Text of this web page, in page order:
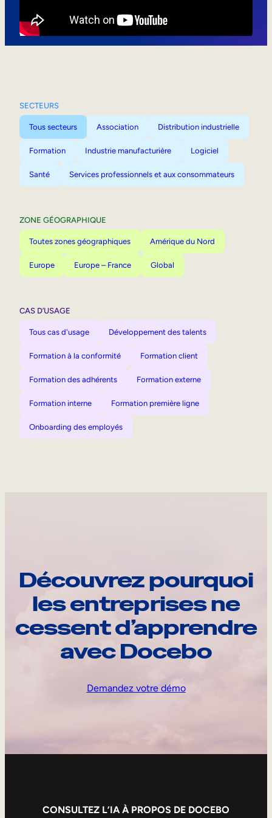
SECTEURS
Tous secteurs Association Distribution industrielle
Formation Industrie manufacturière Logiciel
Santé Services professionnels et aux consommateurs
ZONE GÉOGRAPHIQUE
Toutes zones géographiques Amérique du Nord
Europe Europe – France Global
CAS D’USAGE
Tous cas d'usage Développement des talents
Formation à la conformité Formation client
Formation des adhérents Formation externe
Formation interne Formation première ligne
Onboarding des employés
Découvrez pourquoi
les entreprises ne
cessent d’apprendre
avec Docebo
Demandez votre démo
CONSULTEZ L’IA À PROPOS DE DOCEBO